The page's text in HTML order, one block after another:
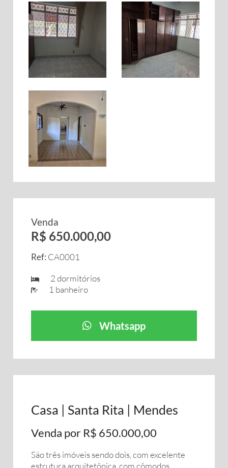
Venda
R$ 650.000,00
Ref: CA0001
2 dormitórios
1 banheiro
Whatsapp
Casa | Santa Rita | Mendes
Venda por R$ 650.000,00
São três imóveis sendo dois, com excelente
estrutura arquitetônica, com cômodos